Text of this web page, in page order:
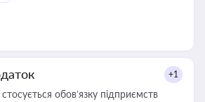
+1
обов’язку підприємств